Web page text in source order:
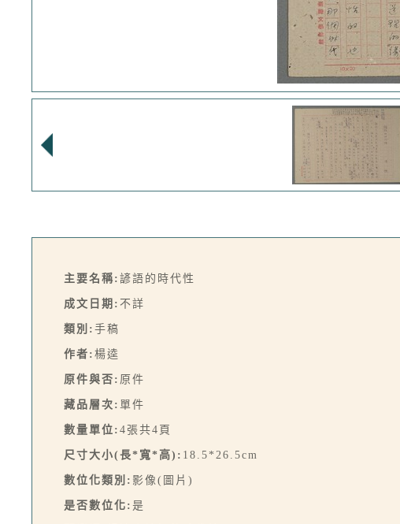
主要名稱: 諺語的時代性
成文日期: 不詳
類別: 手稿
作者: 楊逵
原件與否: 原件
藏品層次: 單件
數量單位: 4張共4頁
尺寸大小(長*寬*高): 18.5*26.5cm
數位化類別: 影像(圖片)
是否數位化: 是